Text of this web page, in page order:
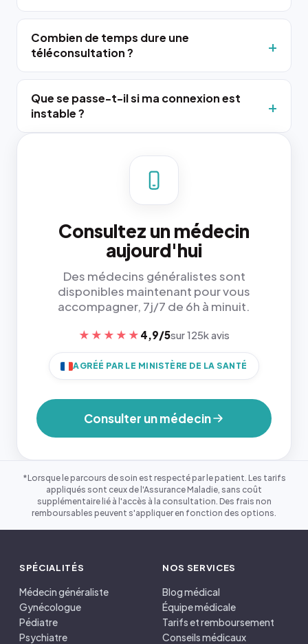
Combien de temps dure une
téléconsultation ?
Que se passe-t-il si ma connexion est
instable ?
Consultez un médecin
aujourd'hui
Des médecins généralistes sont
disponibles maintenant pour vous
accompagner, 7j/7 de 6h à minuit.
★★★★★ 4,9/5sur 125k avis
AGRÉÉ PAR LE MINISTÈRE DE LA SANTÉ
Consulter un médecin
*Lorsque le parcours de soin est respecté par le patient. Les tarifs
appliqués sont ceux de l'Assurance Maladie, sans coût
supplémentaire lié à l'accès à la consultation. Des frais non
remboursables peuvent s'appliquer en fonction des options.
SPÉCIALITÉS
Médecin généraliste
Gynécologue
Pédiatre
Psychiatre
NOS SERVICES
Blog médical
Équipe médicale
Tarifs et remboursement
Conseils médicaux